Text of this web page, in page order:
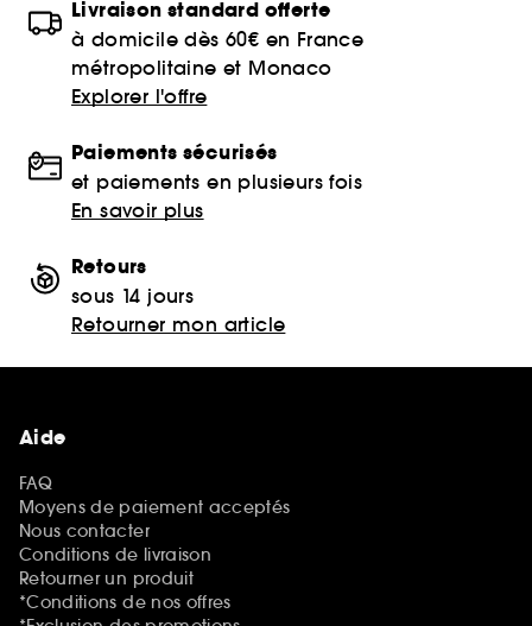
Livraison standard offerte
à domicile dès 60€ en France
métropolitaine et Monaco
Explorer l'offre
Paiements sécurisés
et paiements en plusieurs fois
En savoir plus
Retours
sous 14 jours
Retourner mon article
Aide
FAQ
Moyens de paiement acceptés
Nous contacter
Conditions de livraison
Retourner un produit
*Conditions de nos offres